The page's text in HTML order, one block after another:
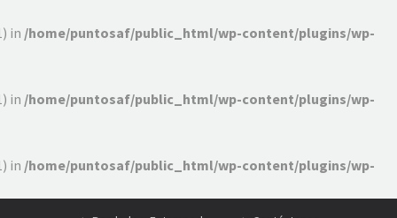
in /home/puntosaf/public_html/wp-content/plugins/wp-
in /home/puntosaf/public_html/wp-content/plugins/wp-
in /home/puntosaf/public_html/wp-content/plugins/wp-